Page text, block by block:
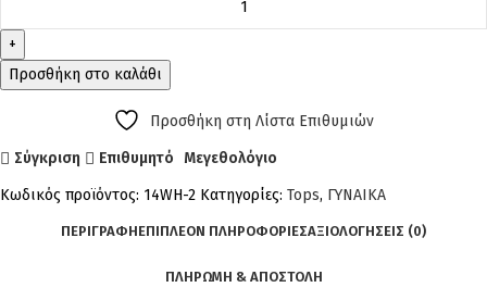
Προσθήκη στο καλάθι
Προσθήκη στη Λίστα Επιθυμιών
Σύγκριση
Επιθυμητό
Μεγεθολόγιο
Κωδικός προϊόντος: 14WH-2 Κατηγορίες: Tops, ΓΥΝΑΙΚΑ
ΠΕΡΙΓΡΑΦΉΕΠΙΠΛΈΟΝ ΠΛΗΡΟΦΟΡΊΕΣΑΞΙΟΛΟΓΉΣΕΙΣ (0)
ΠΛΗΡΩΜΗ & ΑΠΟΣΤΟΛΗ